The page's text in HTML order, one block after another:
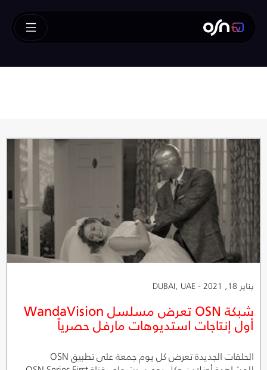
يناير 18, 2021 - DUBAI, UAE
شبكة OSN تعرض مسلسل WandaVision
أول إنتاجات استديوهات مارفل حصرياً
الحلقات الجديدة تعرض كل يوم جمعة على تطبيق OSN